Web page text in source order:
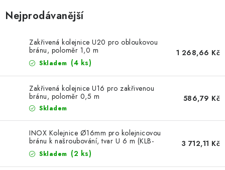
HLINÍKOVÝ PLOTOVÝ SYSTÉM
OTOČNÉ ŽALUZIE
Kontakt
Nejprodávanější
Zakřivená kolejnice U20 pro obloukovou
bránu, poloměr 1,0 m
Skladem (4 ks)
1 268,66 Kč
Zakřivená kolejnice U16 pro zakřivenou
bránu, poloměr 0,5 m
Skladem
586,79 Kč
INOX Kolejnice Ø16mm pro kolejnicovou
bránu k našroubování, tvar U 6 m (KLB-
KOL16-US-INOX6)
Skladem (2 ks)
3 712,11 Kč